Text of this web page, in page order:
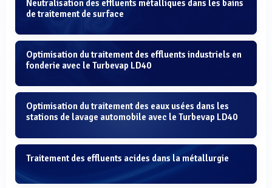
Neutralisation des effluents métalliques dans les bains
de traitement de surface
Optimisation du traitement des effluents industriels en
fonderie avec le Turbevap LD40
Optimisation du traitement des eaux usées dans les
stations de lavage automobile avec le Turbevap LD40
Traitement des effluents acides dans la métallurgie